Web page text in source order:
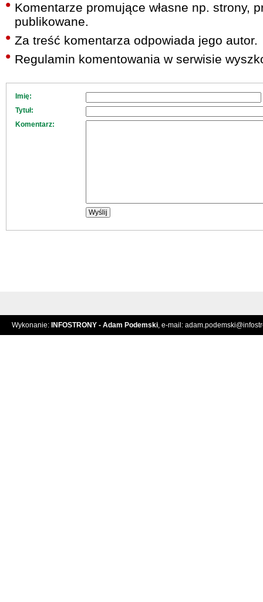
Komentarze promujące własne np. strony,
publikowane.
Za treść komentarza odpowiada jego autor.
Regulamin komentowania w serwisie
Imię:
Tytuł:
Komentarz:
Wykonanie: INFOSTRONY - Adam Podemski, e-mail: